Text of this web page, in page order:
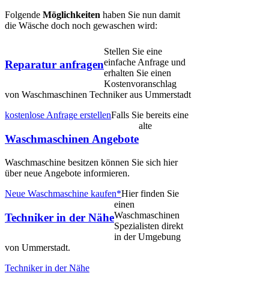
Folgende Möglichkeiten haben Sie nun damit
die Wäsche doch noch gewaschen wird:
Reparatur anfragen
Stellen Sie eine
einfache Anfrage und
erhalten Sie einen
Kostenvoranschlag
von Waschmaschinen Techniker aus Ummerstadt
kostenlose Anfrage erstellen
Waschmaschinen Angebote
Falls Sie bereits eine
alte
Waschmaschine besitzen können Sie sich hier
über neue Angebote informieren.
Neue Waschmaschine kaufen*
Techniker in der Nähe
Hier finden Sie
einen
Waschmaschinen
Spezialisten direkt
in der Umgebung
von Ummerstadt.
Techniker in der Nähe